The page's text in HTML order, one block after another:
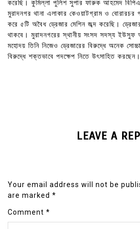
করেছি। কুমিল্লা পুলিশ সুপার ফারুক আহমেদ
মুরাদনগর থানা এলাকার কেওয়াটগ্রাম ও বোরারচর
করে ৫টি অবৈধ ড্রেজার মেশিন জব্দ করেছি।
থাকবে। মুরাদনগরের স্থানীয় সংসদ সদস্য
মহোদয় তিনি নিজেও ড্রেজারের বিরুদ্ধে অনেক
বিরুদ্ধে শক্তভাবে পদক্ষেপ নিতে উৎসাহিত করছেন।
LEAVE A
Your email address will not be
are marked *
Comment *